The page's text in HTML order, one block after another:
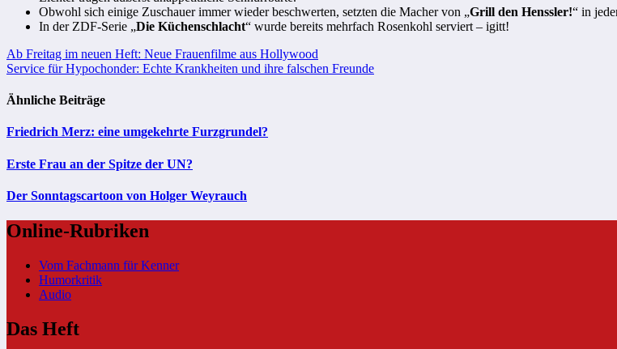
Obwohl sich einige Zuschauer immer wieder beschwerten, setzten die Macher von „Grill den Henssler!“ in
In der ZDF-Serie „Die Küchenschlacht“ wurde bereits mehrfach Rosenkohl serviert – igitt!
Beitragsnavigation
Ab Freitag im neuen Heft: Neue Frauenfilme aus Hollywood
Service für Hypochonder: Echte Krankheiten und ihre falschen Freunde
Ähnliche Beiträge
Friedrich Merz: eine umgekehrte Furzgrundel?
Erste Frau an der Spitze der UN?
Der Sonntagscartoon von Holger Weyrauch
Online-Rubriken
Vom Fachmann für Kenner
Humorkritik
Audio
Das Heft